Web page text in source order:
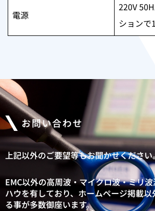
電源
220V
ションで
お問い合わせ
上記以外のご要望等もお聞かせください
EMC以外の高周波・マイクロ波・ミリ
ハウを有しており、 ホームページ掲載
る事が多数御座います。